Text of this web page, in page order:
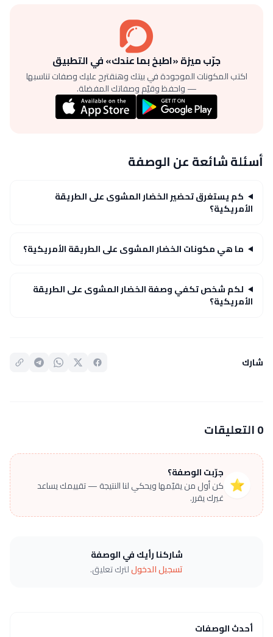
جرّب ميزة «اطبخ بما عندك» في التطبيق
اكتب المكونات الموجودة في بيتك وهنقترح عليك وصفات تناسبها
— واحفظ وقيّم وصفاتك المفضلة.
أسئلة شائعة عن الوصفة
كم يستغرق تحضير الخضار المشوى على الطريقة
الأمريكية؟
ما هي مكونات الخضار المشوى على الطريقة الأمريكية؟
لكم شخص تكفي وصفة الخضار المشوى على الطريقة
الأمريكية؟
شارك
0 التعليقات
⭐
جرّبت الوصفة؟
كن أول من يقيّمها ويحكي لنا النتيجة — تقييمك يساعد
غيرك يقرر.
شاركنا رأيك في الوصفة
تسجيل الدخوللترك تعليق.
أحدث الوصفات